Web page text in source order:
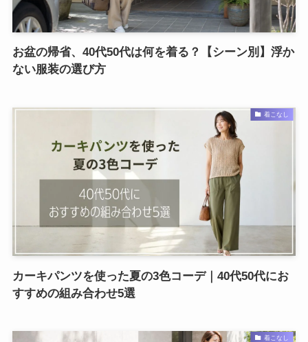
お盆の帰省、40代50代は何を着る？【シーン別】浮か
ない服装の選び方
着こなし
カーキパンツを使った夏の3色コーデ｜40代50代にお
すすめの組み合わせ5選
着こなし